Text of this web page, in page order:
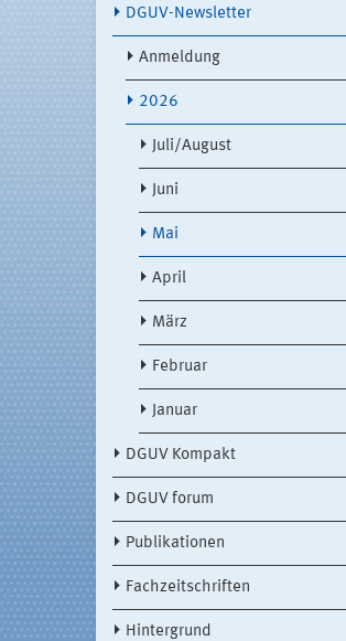
DGUV-Newsletter
Anmeldung
2026
Juli/August
Juni
Mai
April
März
Februar
Januar
DGUV Kompakt
DGUV forum
Publikationen
Fachzeitschriften
Hintergrund